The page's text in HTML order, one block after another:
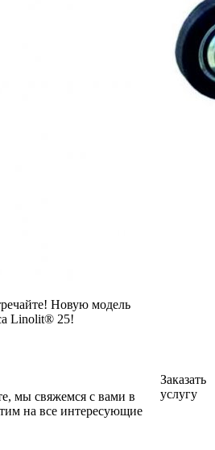
Новую модель
Linolit® 25!
мы свяжемся с вами в
на все интересующие
Заказать
услугу